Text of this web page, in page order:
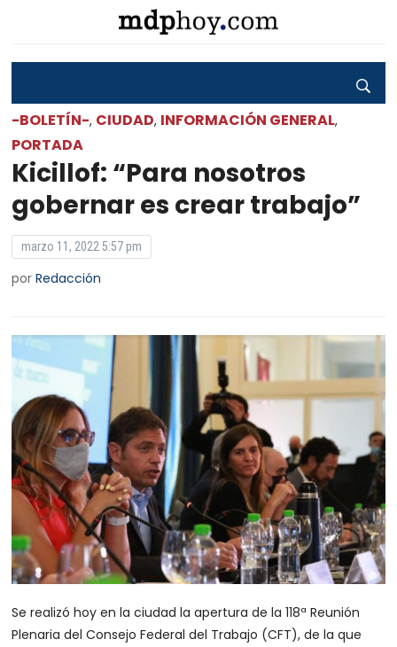
-BOLETÍN-, CIUDAD, INFORMACIÓN GENERAL,
PORTADA
Kicillof: “Para nosotros
gobernar es crear trabajo”
marzo 11, 2022 5:57 pm
porRedacción
Se realizó hoy en la ciudad la apertura de la 118ª Reunión
Plenaria del Consejo Federal del Trabajo (CFT), de la que